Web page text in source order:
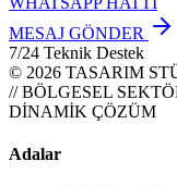
MESAJ GÖNDER
7/24 Teknik Destek
© 2026 TASARIM
// BÖLGESEL
DİNAMİK ÇÖZÜM
Adalar